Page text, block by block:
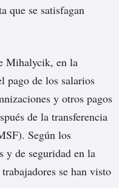
que se satisfagan
Mihalycik, en la
pago de los salarios
y otros pagos
de la transferencia
Según los
y de seguridad en la
se han visto